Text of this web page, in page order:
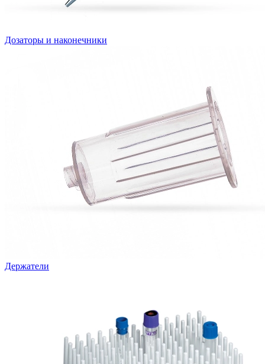
Дозаторы и наконечники
Держатели